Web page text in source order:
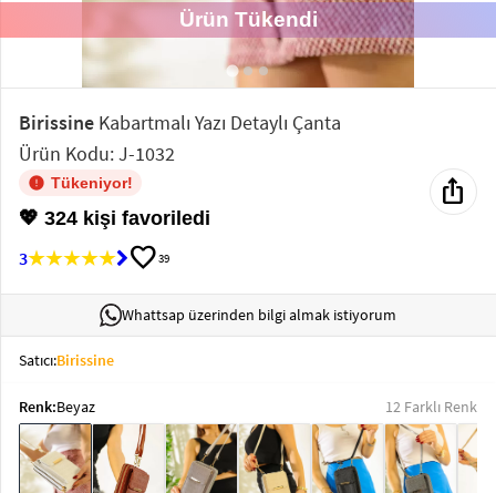
Tunik
Sweatshirt
T-Shirt
Ev
Giyimkeyboard_arrow_down
Ürün Tükendi
Birissine Kabartmalı Yazı Detaylı Çanta
Ürün Kodu: J-1032
Tükeniyor!
💖 324 kişi favoriledi
3
favorite39
ios_share
Whattsap üzerinden bilgi almak istiyorum
Satıcı:Birissine
Renk:Beyaz 12 Farklı Renk